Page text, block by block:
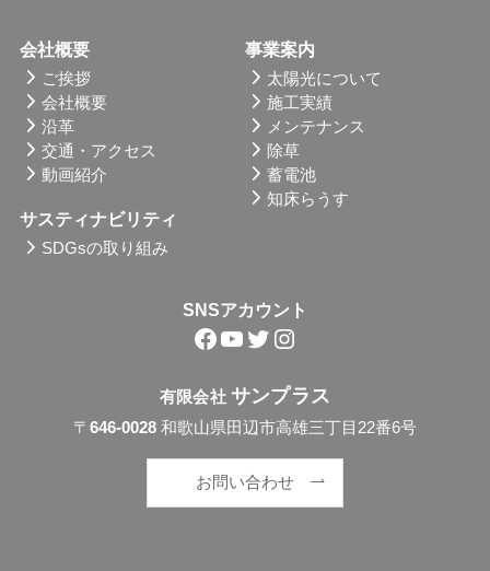
会社概要
ご挨拶
会社概要
沿革
交通・アクセス
動画紹介
サスティナビリティ
SDGsの取り組み
事業案内
太陽光について
施工実績
メンテナンス
除草
蓄電池
知床らうす
SNSアカウント
Facebook
YouTube
Twitter
Instagram
有限会社 サンプラス
〒 646-0028 和歌山県田辺市高雄三丁目22番6号
お問い合わせ